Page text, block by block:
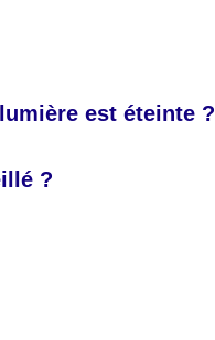
est éteinte ?
?